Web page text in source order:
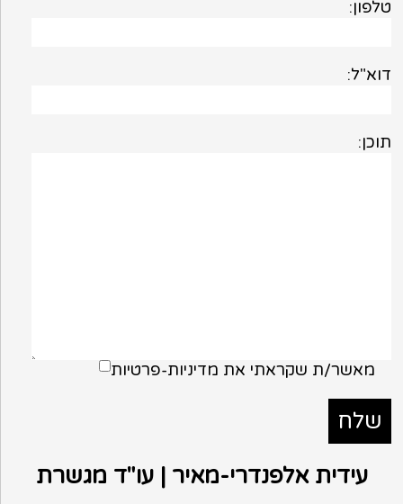
טלפון:
דוא"ל:
תוכן:
מאשר/ת שקראתי את מדיניות-פרטיות
עידית אלפנדרי-מאיר | עו"ד מגשרת